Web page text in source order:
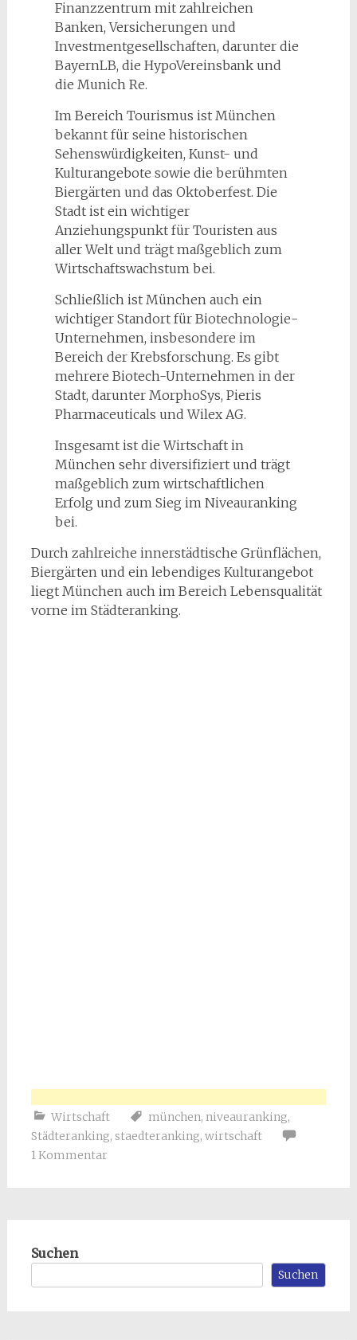
Finanzzentrum mit zahlreichen
Banken, Versicherungen und
Investmentgesellschaften, darunter die
BayernLB, die HypoVereinsbank und
die Munich Re.
Im Bereich Tourismus ist München
bekannt für seine historischen
Sehenswürdigkeiten, Kunst- und
Kulturangebote sowie die berühmten
Biergärten und das Oktoberfest. Die
Stadt ist ein wichtiger
Anziehungspunkt für Touristen aus
aller Welt und trägt maßgeblich zum
Wirtschaftswachstum bei.
Schließlich ist München auch ein
wichtiger Standort für Biotechnologie-
Unternehmen, insbesondere im
Bereich der Krebsforschung. Es gibt
mehrere Biotech-Unternehmen in der
Stadt, darunter MorphoSys, Pieris
Pharmaceuticals und Wilex AG.
Insgesamt ist die Wirtschaft in
München sehr diversifiziert und trägt
maßgeblich zum wirtschaftlichen
Erfolg und zum Sieg im Niveauranking
bei.
Durch zahlreiche innerstädtische Grünflächen,
Biergärten und ein lebendiges Kulturangebot
liegt München auch im Bereich Lebensqualität
vorne im Städteranking.
Wirtschaft münchen, niveauranking,
Städteranking, staedteranking, wirtschaft
1 Kommentar
Suchen
Suchen